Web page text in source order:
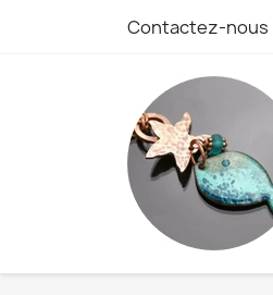
Contactez-nous